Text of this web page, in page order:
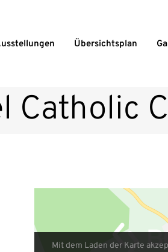
Übersichtsplan
Catholic
Mit dem Laden der Karte